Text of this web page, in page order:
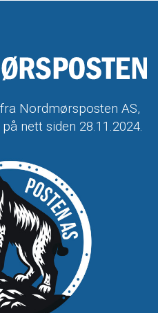
Nordmørsposten AS,
nett siden 28.11.2024.